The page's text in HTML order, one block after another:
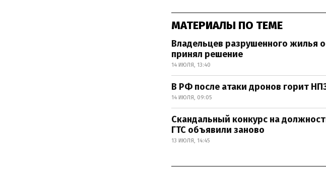
МАТЕРИАЛЫ ПО ТЕМЕ
Владельцев разрушенного жилья
принял решение
14 ИЮЛЯ, 13:40
В РФ после атаки дронов горит
14 ИЮЛЯ, 09:05
Скандальный конкурс на
ГТС объявили заново
13 ИЮЛЯ, 14:45